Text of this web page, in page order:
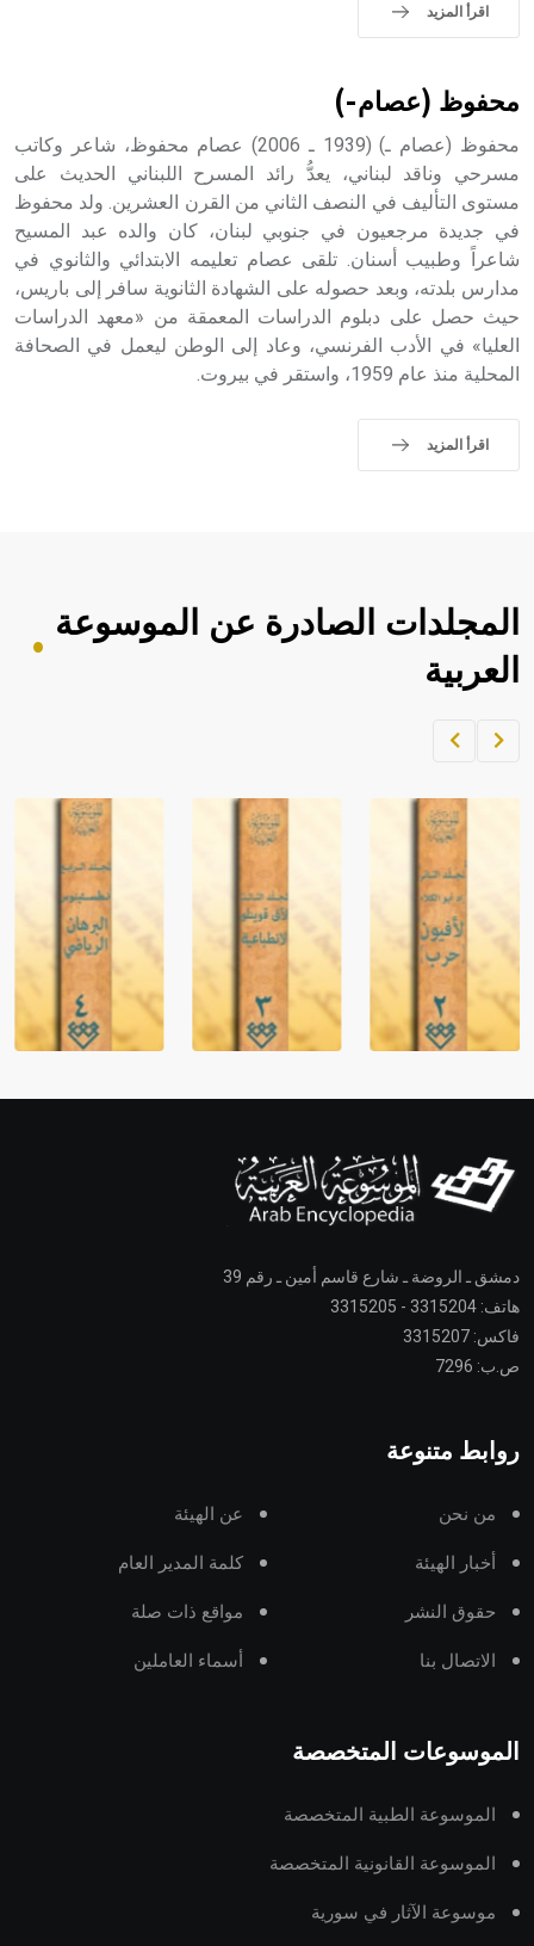
حيث تقتصر القيمة الصوتية للعلامة الك
اقرأ المزيد
محفوظ (عصام-)
محفوظ (عصام ـ) (1939 ـ 2006) عصام محفوظ، شاعر وكاتب
مسرحي وناقد لبناني، يعدُّ رائد المسرح اللبناني الحديث على
مستوى التأليف في النصف الثاني من القرن العشرين. ولد محفوظ
في جديدة مرجعيون في جنوبي لبنان، كان والده عبد المسيح
شاعراً وطبيب أسنان. تلقى عصام تعليمه الابتدائي والثانوي في
مدارس بلدته، وبعد حصوله على الشهادة الثانوية سافر إلى باريس،
حيث حصل على دبلوم الدراسات المعمقة من «معهد الدراسات
العليا» في الأدب الفرنسي، وعاد إلى الوطن ليعمل في الصحافة
المحلية منذ عام 1959، واستقر في بيروت.
اقرأ المزيد
المجلدات الصادرة عن الموسوعة
العربية
دمشق ـ الروضة ـ شارع قاسم أمين ـ رقم 39
هاتف: 3315204 - 3315205
فاكس: 3315207
ص.ب: 7296
روابط متنوعة
من نحن عن الهيئة
أخبار الهيئة كلمة المدير العام
حقوق النشر مواقع ذات صلة
الاتصال بنا أسماء العاملين
الموسوعات المتخصصة
الموسوعة الطبية المتخصصة
الموسوعة القانونية المتخصصة
موسوعة الآثار في سورية